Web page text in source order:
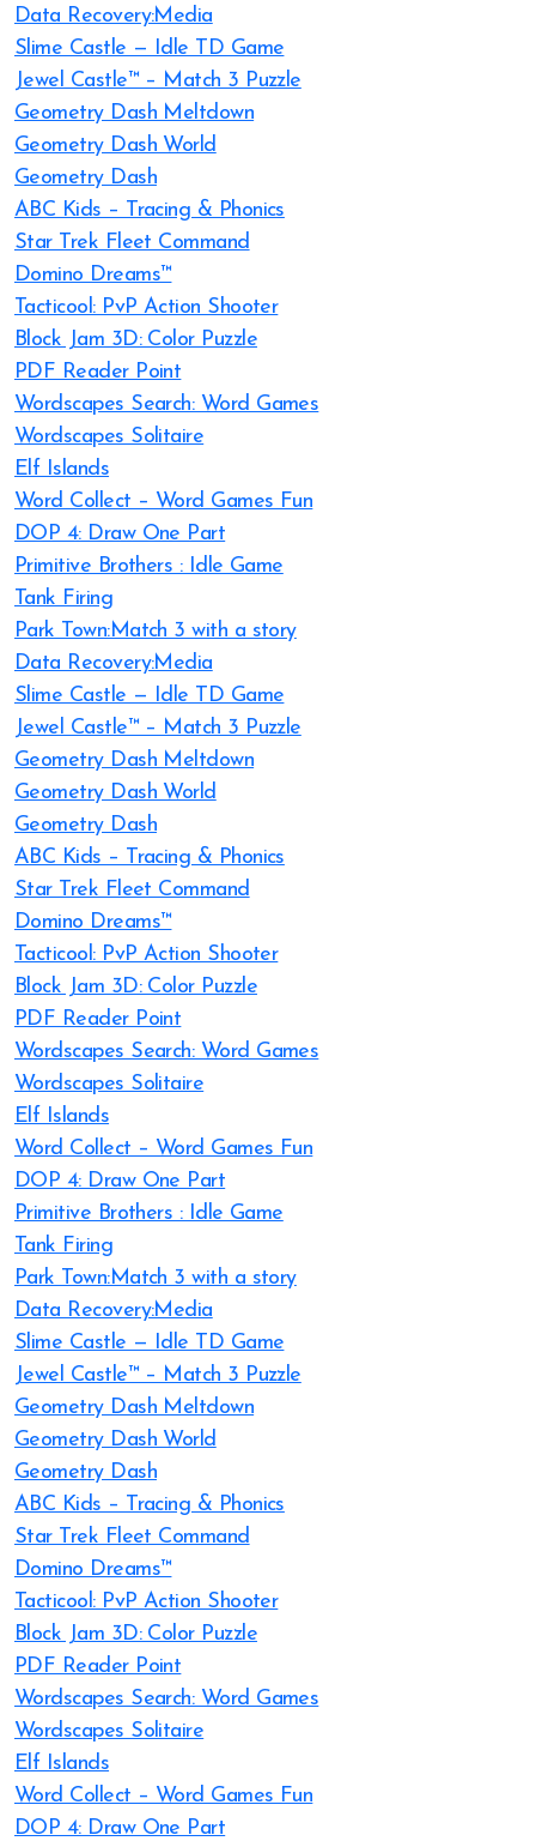
Data Recovery:Media
Slime Castle — Idle TD Game
Jewel Castle™ – Match 3 Puzzle
Geometry Dash Meltdown
Geometry Dash World
Geometry Dash
ABC Kids – Tracing & Phonics
Star Trek Fleet Command
Domino Dreams™
Tacticool: PvP Action Shooter
Block Jam 3D: Color Puzzle
PDF Reader Point
Wordscapes Search: Word Games
Wordscapes Solitaire
Elf Islands
Word Collect – Word Games Fun
DOP 4: Draw One Part
Primitive Brothers : Idle Game
Tank Firing
Park Town:Match 3 with a story
Data Recovery:Media
Slime Castle — Idle TD Game
Jewel Castle™ – Match 3 Puzzle
Geometry Dash Meltdown
Geometry Dash World
Geometry Dash
ABC Kids – Tracing & Phonics
Star Trek Fleet Command
Domino Dreams™
Tacticool: PvP Action Shooter
Block Jam 3D: Color Puzzle
PDF Reader Point
Wordscapes Search: Word Games
Wordscapes Solitaire
Elf Islands
Word Collect – Word Games Fun
DOP 4: Draw One Part
Primitive Brothers : Idle Game
Tank Firing
Park Town:Match 3 with a story
Data Recovery:Media
Slime Castle — Idle TD Game
Jewel Castle™ – Match 3 Puzzle
Geometry Dash Meltdown
Geometry Dash World
Geometry Dash
ABC Kids – Tracing & Phonics
Star Trek Fleet Command
Domino Dreams™
Tacticool: PvP Action Shooter
Block Jam 3D: Color Puzzle
PDF Reader Point
Wordscapes Search: Word Games
Wordscapes Solitaire
Elf Islands
Word Collect – Word Games Fun
DOP 4: Draw One Part